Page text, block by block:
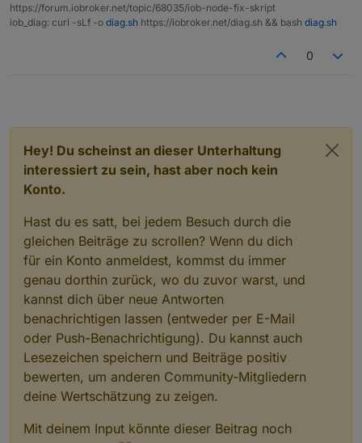
https://forum.iobroker.net/topic/68035/iob-node-fix-skript
iob_diag: curl -sLf -o diag.sh https://iobroker.net/diag.sh && bash diag.sh
0
Hey! Du scheinst an dieser Unterhaltung
interessiert zu sein, hast aber noch kein
Konto.
Hast du es satt, bei jedem Besuch durch die
gleichen Beiträge zu scrollen? Wenn du dich
für ein Konto anmeldest, kommst du immer
genau dorthin zurück, wo du zuvor warst, und
kannst dich über neue Antworten
benachrichtigen lassen (entweder per E-Mail
oder Push-Benachrichtigung). Du kannst auch
Lesezeichen speichern und Beiträge positiv
bewerten, um anderen Community-Mitgliedern
deine Wertschätzung zu zeigen.
Mit deinem Input könnte dieser Beitrag noch